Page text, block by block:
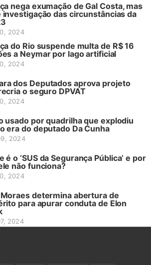
nega exumação de Gal Costa, mas
investigação das circunstâncias da
2024
do Rio suspende multa de R$ 16
a Neymar por lago artificial
2024
dos Deputados aprova projeto
o seguro DPVAT
2024
usado por quadrilha que explodiu
era do deputado Da Cunha
2024
é o ‘SUS da Segurança Pública’ e por
não funciona?
2024
Moraes determina abertura de
para apurar conduta de Elon
2024